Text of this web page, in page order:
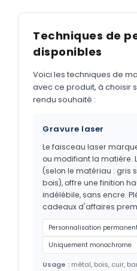
Techniques de
disponibles
Voici les techniques de
avec ce produit, à choisir
rendu souhaité :
Gravure laser
Le faisceau laser
ou modifiant la matière.
(selon le matériau : gris
bois), offre une finition
indélébile, sans encre.
cadeaux d'affaires
Personnalisation
Uniquement monochrome
Usage : métal, bois, cuir,